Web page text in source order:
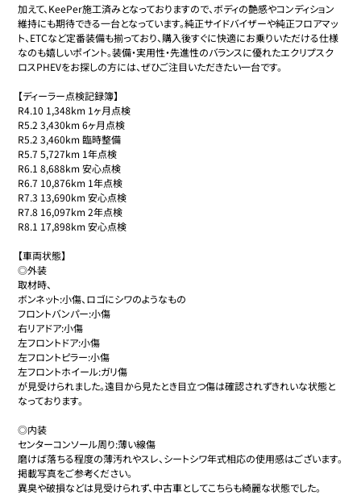
加えて、KeePer施工済みとなっておりますので、ボディの艶感やコンディション
維持にも期待できる一台となっています。純正サイドバイザーや純正フロアマッ
ト、ETCなど定番装備も揃っており、購入後すぐに快適にお乗りいただける仕様
なのも嬉しいポイント。装備・実用性・先進性のバランスに優れたエクリプスク
ロスPHEVをお探しの方には、ぜひご注目いただきたい一台です。
【ディーラー点検記録簿】
R4.10 1,348km 1ヶ月点検
R5.2 3,430km 6ヶ月点検
R5.2 3,460km 臨時整備
R5.7 5,727km 1年点検
R6.1 8,688km 安心点検
R6.7 10,876km 1年点検
R7.3 13,690km 安心点検
R7.8 16,097km 2年点検
R8.1 17,898km 安心点検
【車両状態】
◎外装
取材時、
ボンネット:小傷、ロゴにシワのようなもの
フロントバンパー:小傷
右リアドア:小傷
左フロントドア:小傷
左フロントピラー:小傷
左フロントホイール:ガリ傷
が見受けられました。遠目から見たとき目立つ傷は確認されずきれいな状態と
なっております。
◎内装
センターコンソール周り:薄い線傷
磨けば落ちる程度の薄汚れやスレ、シートシワ年式相応の使用感はございます。
掲載写真をご参考ください。
異臭や破損などは見受けられず、中古車としてこちらも綺麗な状態でした。